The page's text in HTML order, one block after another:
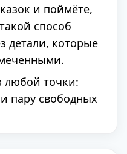
и поймёте,
способ
детали, которые
точки:
пару свободных